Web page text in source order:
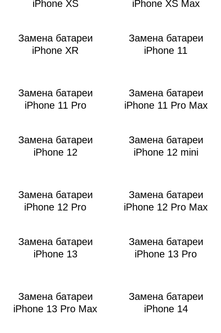
iPhone XS iPhone XS Max
Замена батареи
iPhone XR
Замена батареи
iPhone 11
Замена батареи
iPhone 11 Pro
Замена батареи
iPhone 11 Pro Max
Замена батареи
iPhone 12
Замена батареи
iPhone 12 mini
Замена батареи
iPhone 12 Pro
Замена батареи
iPhone 12 Pro Max
Замена батареи
iPhone 13
Замена батареи
iPhone 13 Pro
Замена батареи
iPhone 13 Pro Max
Замена батареи
iPhone 14